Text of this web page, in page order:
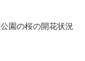
園の桜の開花状況